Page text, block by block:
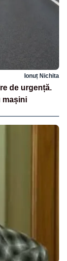
Ionuț Nichita
de urgență.
mașini